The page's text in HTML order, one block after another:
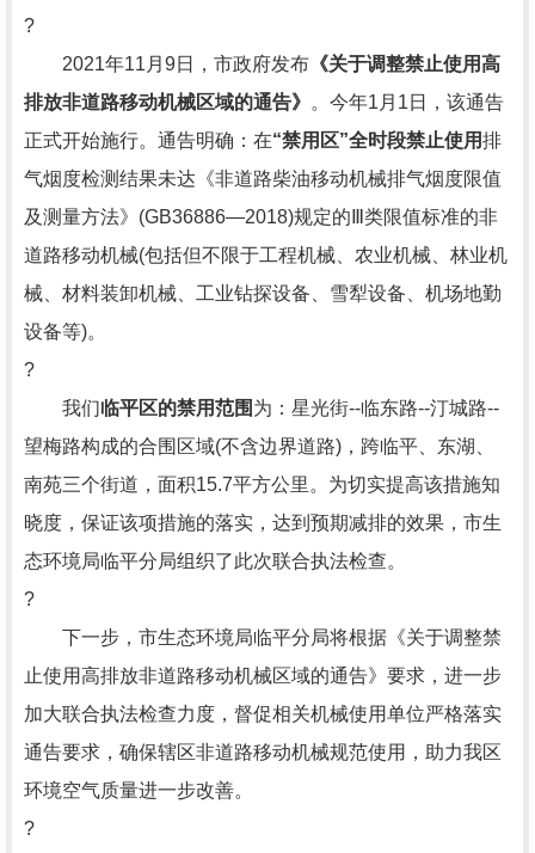
?
2021年11月9日，市政府发布 《关于调整禁止使用高
排放非道路移动机械区域的通告》 。今年1月1日，该通告
正式开始施行。通告明确：在“禁用区”全时段禁止使用排
气烟度检测结果未达《非道路柴油移动机械排气烟度限值
及测量方法》(GB36886—2018)规定的Ⅲ类限值标准的非
道路移动机械(包括但不限于工程机械、农业机械、林业机
械、材料装卸机械、工业钻探设备、雪犁设备、机场地勤
设备等)。
?
我们临平区的禁用范围 为：星光街--临东路--汀城路--
望梅路构成的合围区域(不含边界道路)，跨临平、东湖、
南苑三个街道，面积15.7平方公里。为切实提高该措施知
晓度，保证该项措施的落实，达到预期减排的效果，市生
态环境局临平分局组织了此次联合执法检查。
?
下一步，市生态环境局临平分局将根据《关于调整禁
止使用高排放非道路移动机械区域的通告》要求，进一步
加大联合执法检查力度，督促相关机械使用单位严格落实
通告要求，确保辖区非道路移动机械规范使用，助力我区
环境空气质量进一步改善。
?